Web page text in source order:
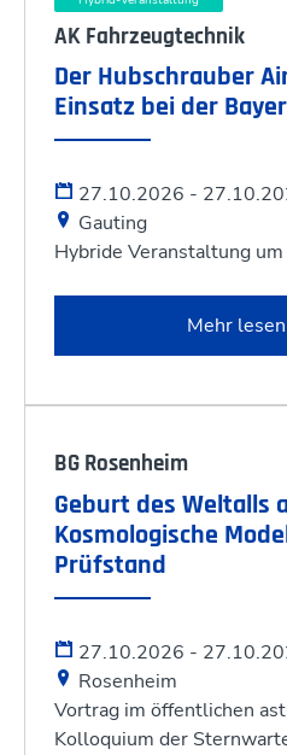
AK Fahrzeugtechnik
Der Hubschrauber
Einsatz bei der
27.10.2026 -
Gauting
Hybride Veranstaltung
Mehr lesen
BG Rosenheim
Geburt des Weltalls
Kosmologische
Prüfstand
27.10.2026 -
Rosenheim
Vortrag im öffentlichen
Kolloquium der